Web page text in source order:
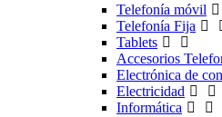
Telefonía móvil
Telefonía Fija
Tablets
Accesorios
Electrónica de
Electricidad
Informática